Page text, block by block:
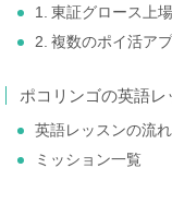
1. 東証グロース上
2. 複数のポイ活ア
ポコリンゴの英語
英語レッスンの流れ
ミッション一覧